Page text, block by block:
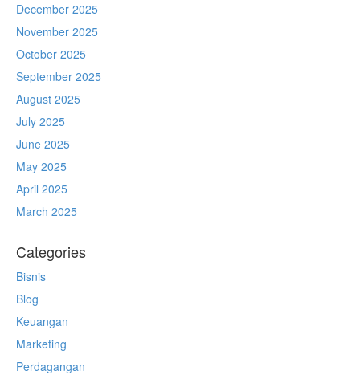
December 2025
November 2025
October 2025
September 2025
August 2025
July 2025
June 2025
May 2025
April 2025
March 2025
Categories
Bisnis
Blog
Keuangan
Marketing
Perdagangan